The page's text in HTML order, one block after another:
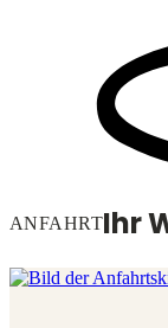
ANFAHRTIhr